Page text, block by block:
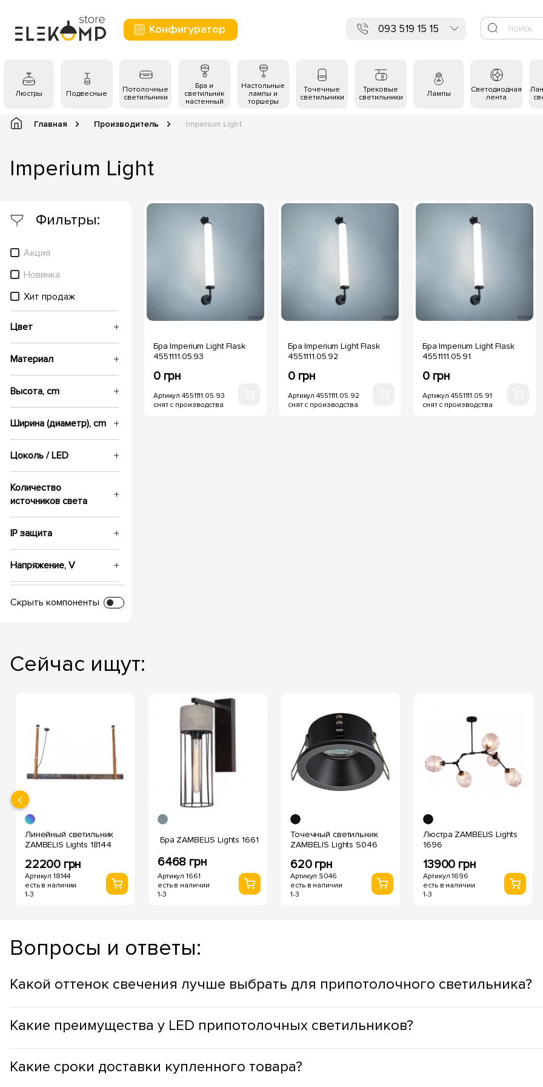
Конфигуратор 093 519 15 15
Люстры Подвесные
Потолочные
светильники
Бра и
светильник
настенный
Настольные
лампы и
торшеры
Точечные
светильники
Трековые
светильники
Лампы
Светодиодная
лента
Главная Производитель Imperium Light
Imperium Light
Фильтры:
Акция
Новинка
Хит продаж
Цвет
Материал
Высота, cm
Ширина (диаметр), cm
Цоколь / LED
Количество
источников света
IP защита
Напряжение, V
Диаметр врезки
Температура свечения
Скрыть компоненты
Бра Imperium Light Flask
4551111.05.93
0 грн
Артикул 4551111.05.93
снят с производства
Бра Imperium Light Flask
4551111.05.92
0 грн
Артикул 4551111.05.92
снят с производства
Бра Imperium Light Flask
4551111.05.91
0 грн
Артикул 4551111.05.91
снят с производства
Сейчас ищут:
Линейный светильник
ZAMBELIS Lights 18144
22200 грн
Артикул 18144
есть в наличии
1-3
Бра ZAMBELIS Lights 1661
6468 грн
Артикул 1661
есть в наличии
1-3
Точечный светильник
ZAMBELIS Lights S046
620 грн
Артикул S046
есть в наличии
1-3
Люстра ZAMBELIS Lights
1696
13900 грн
Артикул 1696
есть в наличии
1-3
‹
Вопросы и ответы:
Какой оттенок свечения лучше выбрать для припотолочного светильника?
продуктивности, в рабочих зонах, лучше использовать холодный оттенок света, а для ступенек, окон, зеркал, зон
Какие преимущества у LED припотолочных светильников?
работы составляет до 50 000 часов, а это более 5-и лет; LED светильники лишены опасных веществ, в своей
Какие сроки доставки​ купленного товара?